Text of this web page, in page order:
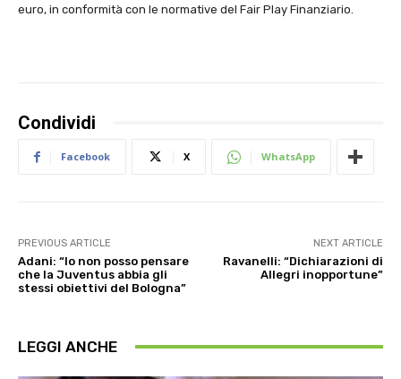
euro, in conformità con le normative del Fair Play Finanziario.
Condividi
Facebook X WhatsApp
PREVIOUS ARTICLE
Adani: “Io non posso pensare
che la Juventus abbia gli
stessi obiettivi del Bologna”
NEXT ARTICLE
Ravanelli: “Dichiarazioni di
Allegri inopportune”
LEGGI ANCHE